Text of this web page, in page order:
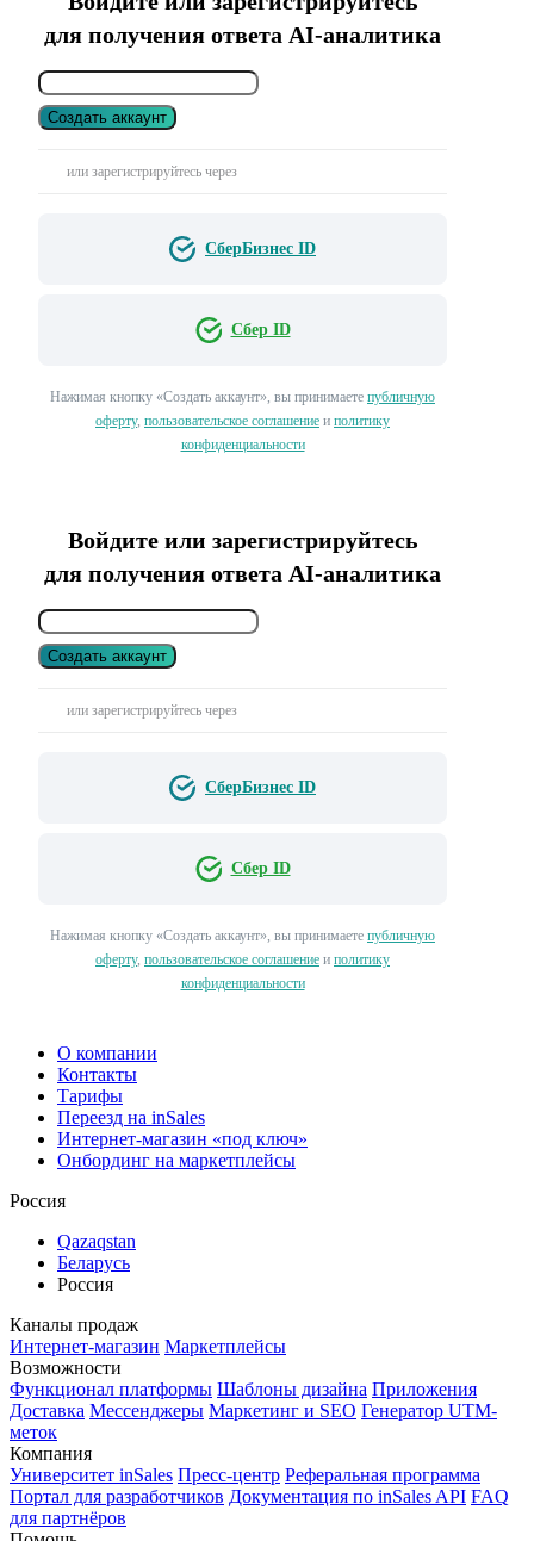
для получения ответа AI-аналитика
Создать аккаунт
или зарегистрируйтесь через
СберБизнес ID
Сбер ID
Нажимая кнопку «Создать аккаунт», вы принимаете публичную
оферту, пользовательское соглашение и политику
конфиденциальности
Войдите или зарегистрируйтесь
для получения ответа AI-аналитика
Создать аккаунт
или зарегистрируйтесь через
СберБизнес ID
Сбер ID
Нажимая кнопку «Создать аккаунт», вы принимаете публичную
оферту, пользовательское соглашение и политику
конфиденциальности
О компании
Контакты
Тарифы
Переезд на inSales
Интернет-магазин «под ключ»
Онбординг на маркетплейсы
Россия
Qazaqstan
Беларусь
Россия
Каналы продаж
Интернет-магазин Маркетплейсы
Возможности
Функционал платформы Шаблоны дизайна Приложения
Доставка Мессенджеры Маркетинг и SEO Генератор UTM-
меток
Компания
Университет inSales Пресс-центр Реферальная программа
Портал для разработчиков Документация по inSales API FAQ
для партнёров